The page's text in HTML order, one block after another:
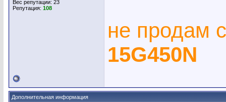
Вес репутации: 23
Репутация: 108
не продам
15G450N
Дополнительная информация